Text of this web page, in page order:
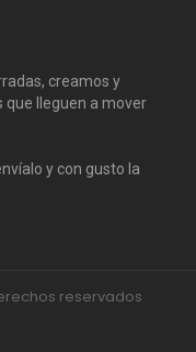
creamos y
lleguen a mover
y con gusto la
reservados